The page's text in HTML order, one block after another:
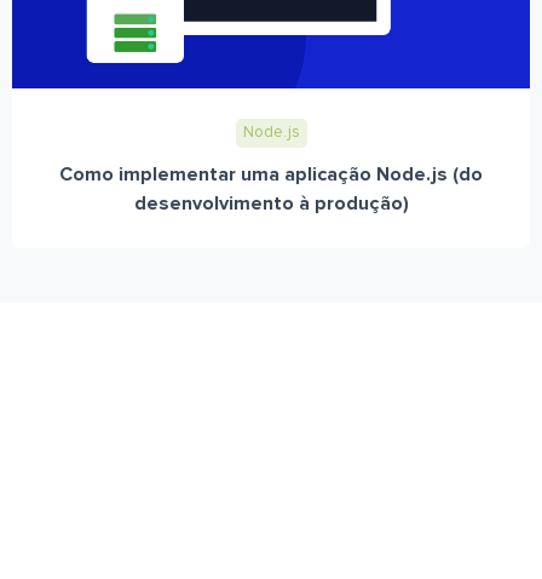
Node.js
Como implementar uma aplicação Node.js (do
desenvolvimento à produção)